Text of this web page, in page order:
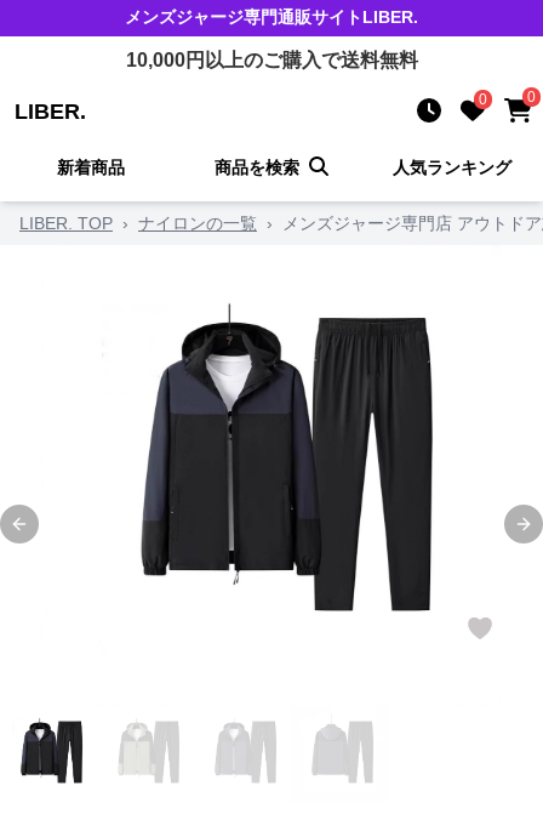
メンズジャージ専門通販サイトLIBER.
10,000円以上のご購入で送料無料
LIBER. 0 0
新着商品 商品を検索 人気ランキング
LIBER. TOP › ナイロンの一覧 › メンズジャージ専門店 アウトド
Previous slide